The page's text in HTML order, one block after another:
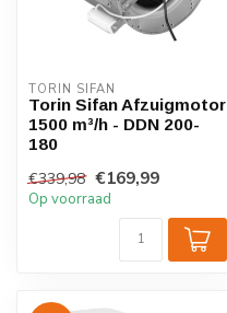
TORIN SIFAN
Torin Sifan Afzuigmotor
1500 m³/h - DDN 200-
180
€339,98 €169,99
Op voorraad